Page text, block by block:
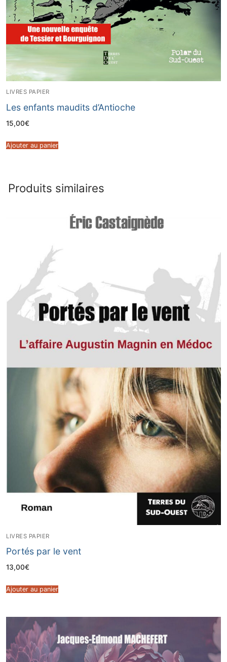
LIVRES PAPIER
Les enfants maudits d’Antioche
15,00€
Ajouter au panier
Produits similaires
LIVRES PAPIER
Portés par le vent
13,00€
Ajouter au panier